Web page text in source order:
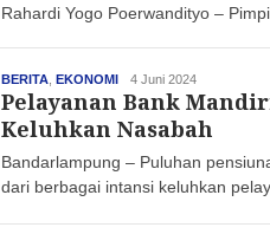
Rahardi Yogo Poerwandityo –
BERITA, EKONOMI haluan
4 Juni 2024
Pelayanan Bank
Keluhkan Nasabah
Bandarlampung – Puluhan
dari berbagai intansi keluhkan